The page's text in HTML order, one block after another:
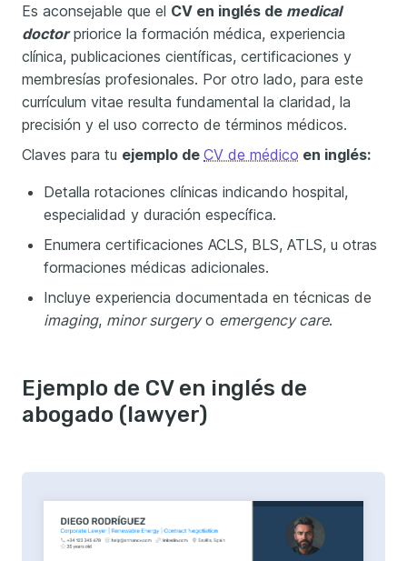
Es aconsejable que el CV en inglés de medical
doctorpriorice la formación médica, experiencia
clínica, publicaciones científicas, certificaciones y
membresías profesionales. Por otro lado, para este
currículum vitae resulta fundamental la claridad, la
precisión y el uso correcto de términos médicos.
Claves para tu ejemplo de CV de médico en inglés:
Detalla rotaciones clínicas indicando hospital,
especialidad y duración específica.
Enumera certificaciones ACLS, BLS, ATLS, u otras
formaciones médicas adicionales.
Incluye experiencia documentada en técnicas de
imaging, minor surgeryo emergency care.
Ejemplo de CV en inglés de
abogado (lawyer)